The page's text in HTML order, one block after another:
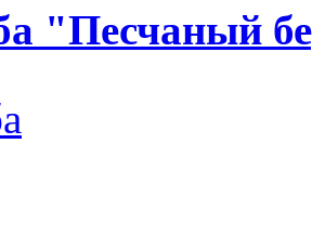
"Песчаный